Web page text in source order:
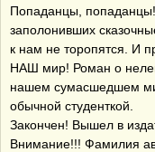
Попаданцы,
заполонивших
к нам не торопятся. И
НАШ мир! Роман о
нашем сумасшедшем
обычной студенткой.
Закончен! Вышел в
Внимание!!! Фамилия